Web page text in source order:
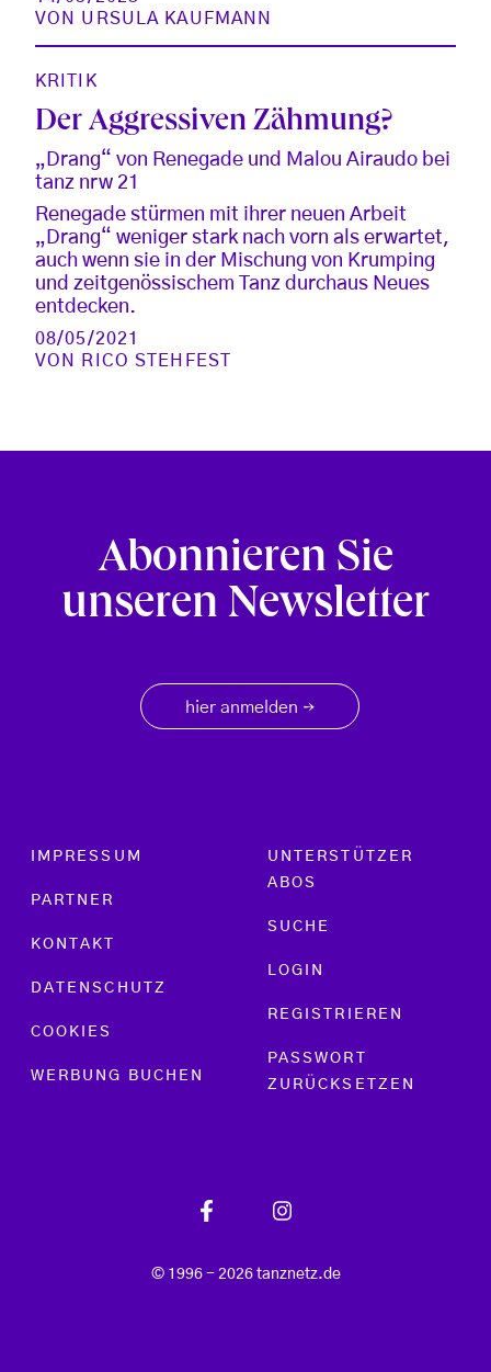
VON URSULA KAUFMANN
KRITIK
Der Aggressiven Zähmung?
„Drang“ von Renegade und Malou Airaudo bei
tanz nrw 21
Renegade stürmen mit ihrer neuen Arbeit
„Drang“ weniger stark nach vorn als erwartet,
auch wenn sie in der Mischung von Krumping
und zeitgenössischem Tanz durchaus Neues
entdecken.
08/05/2021
VON
RICO STEHFEST
Abonnieren Sie
unseren Newsletter
hier anmelden →
Footer menu
IMPRESSUM
PARTNER
KONTAKT
DATENSCHUTZ
COOKIES
WERBUNG BUCHEN
UNTERSTÜTZER
ABOS
SUCHE
LOGIN
REGISTRIEREN
PASSWORT
ZURÜCKSETZEN
© 1996 - 2026 tanznetz.de